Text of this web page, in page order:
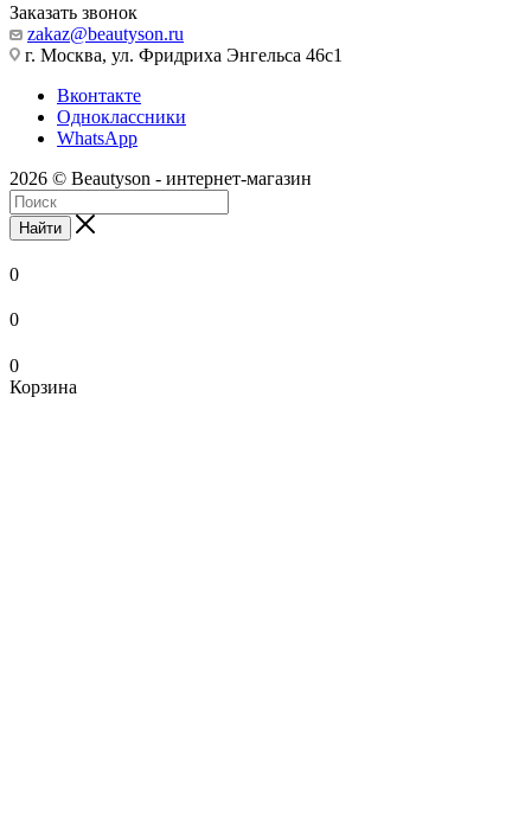
Заказать звонок
zakaz@beautyson.ru
г. Москва, ул. Фридриха Энгельса 46с1
Вконтакте
Одноклассники
WhatsApp
2026 © Beautyson - интернет-магазин
Найти
0
0
0
Корзина